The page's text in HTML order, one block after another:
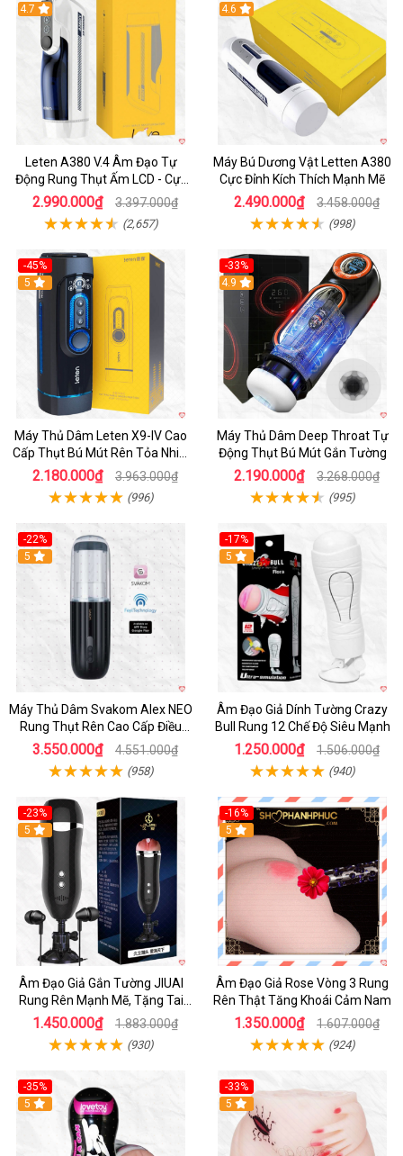
Hot
4.7
Leten A380 V.4 Âm Đạo Tự
Động Rung Thụt Ấm LCD - Cực
Phê
2.990.000₫ 3.397.000₫
(2,657)
Hot
4.6
Máy Bú Dương Vật Letten A380
Cực Đỉnh Kích Thích Mạnh Mẽ
2.490.000₫ 3.458.000₫
(998)
-45%
Hot
5
Máy Thủ Dâm Leten X9-IV Cao
Cấp Thụt Bú Mút Rên Tỏa Nhiệt
Sạc Pin
2.180.000₫ 3.963.000₫
(996)
-33%
Hot
4.9
Máy Thủ Dâm Deep Throat Tự
Động Thụt Bú Mút Gắn Tường
2.190.000₫ 3.268.000₫
(995)
-22%
5
Máy Thủ Dâm Svakom Alex NEO
Rung Thụt Rên Cao Cấp Điều
Khiển App
3.550.000₫ 4.551.000₫
(958)
-17%
5
Âm Đạo Giả Dính Tường Crazy
Bull Rung 12 Chế Độ Siêu Mạnh
1.250.000₫ 1.506.000₫
(940)
-23%
5
Âm Đạo Giả Gắn Tường JIUAI
Rung Rên Mạnh Mẽ, Tặng Tai
Nghe
1.450.000₫ 1.883.000₫
(930)
-16%
5
Âm Đạo Giả Rose Vòng 3 Rung
Rên Thật Tăng Khoái Cảm Nam
1.350.000₫ 1.607.000₫
(924)
-35%
5
-33%
5